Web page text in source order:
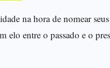
na hora de nomear
elo entre o passado e o